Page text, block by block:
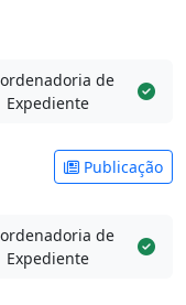
de
Expediente
Publicação
de
Expediente